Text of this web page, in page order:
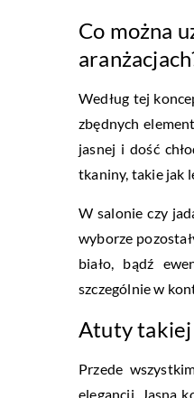
Co można
Według tej
zbędnych
jasnej i dość
tkaniny, takie jak
W salonie czy
wyborze
biało, bądź
szczególnie w
Atuty takiej
Przede
elegancji. Jasna